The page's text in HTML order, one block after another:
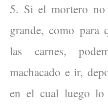
5. Si el mortero no
grande, como para
las carnes,
machacado e ir,
en el cual luego lo